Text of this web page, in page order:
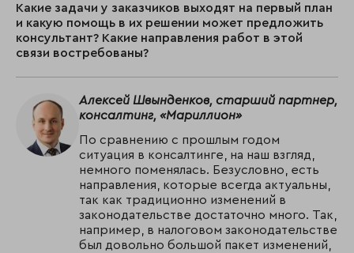
Какие задачи у заказчиков выходят на первый план
и какую помощь в их решении может предложить
консультант? Какие направления работ в этой
связи востребованы?
Алексей Швынденков, старший партнер,
консалтинг, «Мариллион»
По сравнению с прошлым годом
ситуация в консалтинге, на наш взгляд,
немного поменялась. Безусловно, есть
направления, которые всегда актуальны,
так как традиционно изменений в
законодательстве достаточно много. Так,
например, в налоговом законодательстве
был довольно большой пакет изменений,